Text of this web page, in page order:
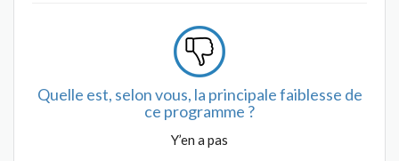
Quelle est, selon vous, la principale faiblesse de
ce programme ?
Y’en a pas